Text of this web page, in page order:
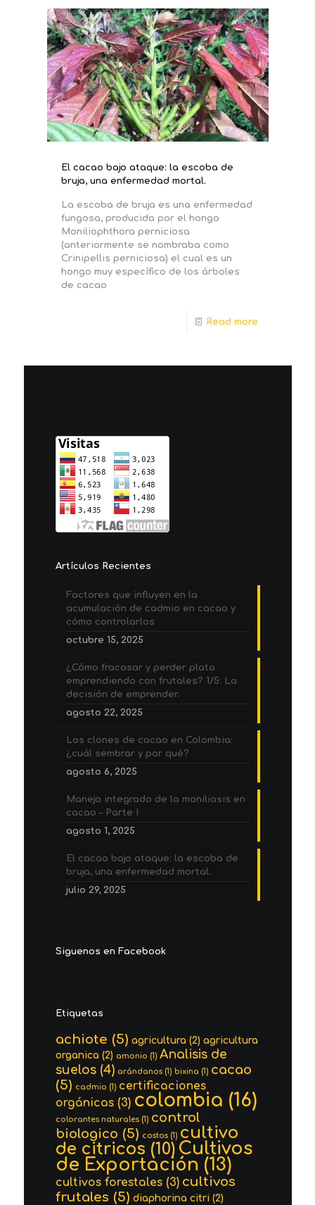
El cacao bajo ataque: la escoba de
bruja, una enfermedad mortal.
La escoba de bruja es una enfermedad
fungosa, producida por el hongo
Moniliophthora perniciosa
(anteriormente se nombraba como
Crinipellis perniciosa) el cual es un
hongo muy específico de los árboles
de cacao
Read more
Artículos Recientes
Factores que influyen en la
acumulación de cadmio en cacao y
cómo controlarlos
octubre 15, 2025
¿Cómo fracasar y perder plata
emprendiendo con frutales? 1/5: La
decisión de emprender.
agosto 22, 2025
Los clones de cacao en Colombia:
¿cuál sembrar y por qué?
agosto 6, 2025
Manejo integrado de la moniliasis en
cacao – Parte I
agosto 1, 2025
El cacao bajo ataque: la escoba de
bruja, una enfermedad mortal.
julio 29, 2025
Siguenos en Facebook
Etiquetas
achiote (5) agricultura (2) agricultura
organica (2) amonio (1) Analisis de
suelos(4) arándanos(1) bixina (1) cacao
(5) cadmio (1) certificaciones
orgánicas(3) colombia (16)
colorantes naturales(1) control
biologico (5) costos(1) cultivo
de citricos (10) Cultivos
de Exportación (13)
cultivos forestales(3) cultivos
frutales (5) diaphorina citri (2)